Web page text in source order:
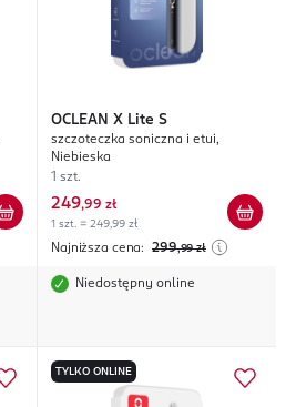
OCLEAN X Lite S
szczoteczka soniczna i etui,
Niebieska
1 szt.
249,99 zł
1 szt. = 249,99 zł
Najniższa cena: 299,99 zł
Niedostępny online
TYLKO ONLINE